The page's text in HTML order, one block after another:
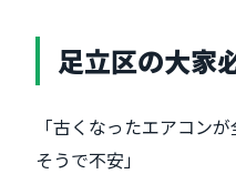
足立区の大家
「古くなったエアコン
そうで不安」